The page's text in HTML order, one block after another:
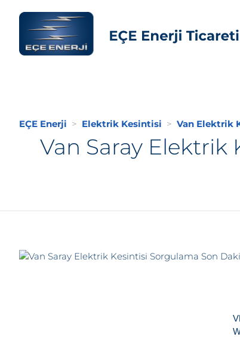
EÇE Enerji Elektrik Kesintisi Van Elektrik
Van Saray Elektrik